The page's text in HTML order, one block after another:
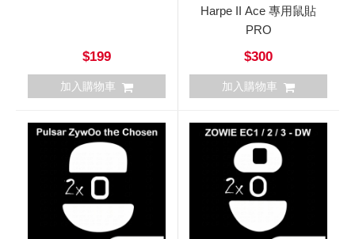
$199
加入購物車
Harpe II Ace 專用鼠貼
PRO
$300
加入購物車